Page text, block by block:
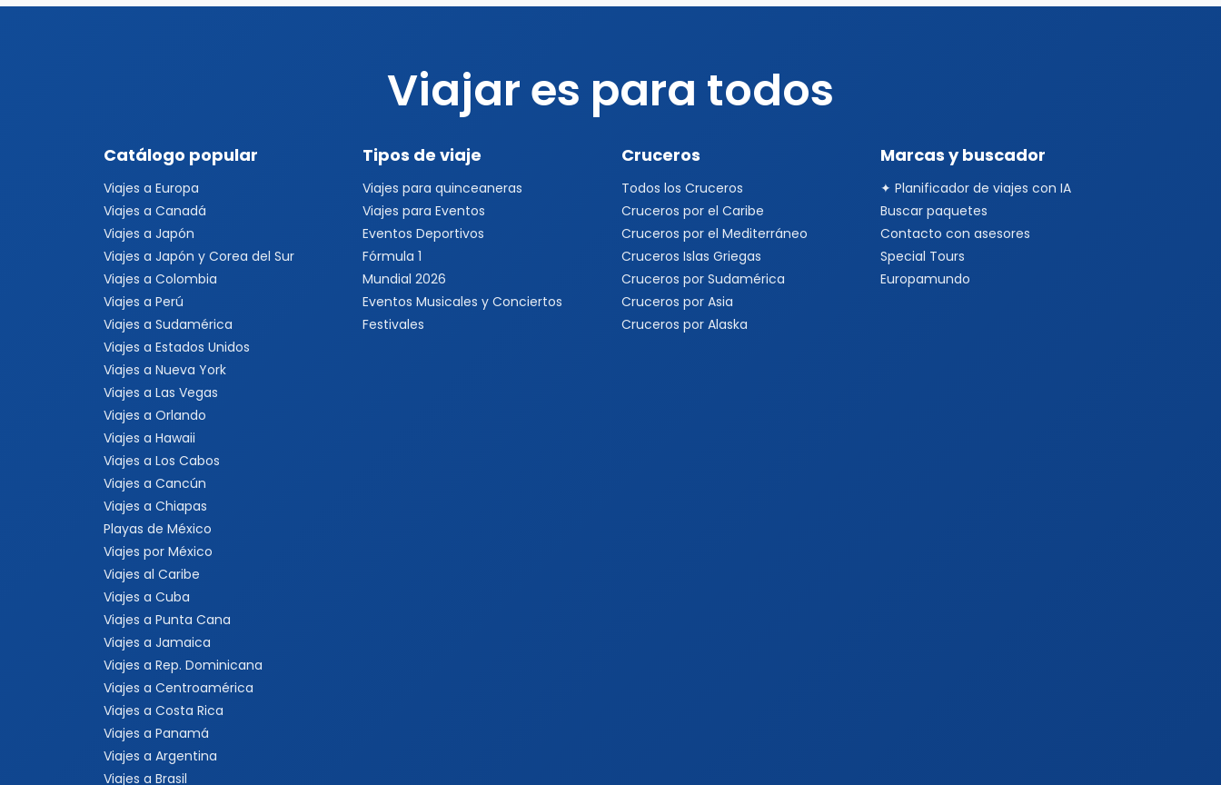
Viajar es para todos
Catálogo popular
Viajes a Europa
Viajes a Canadá
Viajes a Japón
Viajes a Japón y Corea del Sur
Viajes a Colombia
Viajes a Perú
Viajes a Sudamérica
Viajes a Estados Unidos
Viajes a Nueva York
Viajes a Las Vegas
Viajes a Orlando
Viajes a Hawaii
Viajes a Los Cabos
Viajes a Cancún
Viajes a Chiapas
Playas de México
Viajes por México
Viajes al Caribe
Viajes a Cuba
Viajes a Punta Cana
Viajes a Jamaica
Viajes a Rep. Dominicana
Viajes a Centroamérica
Viajes a Costa Rica
Viajes a Panamá
Viajes a Argentina
Viajes a Brasil
Tipos de viaje
Viajes para quinceaneras
Viajes para Eventos
Eventos Deportivos
Fórmula 1
Mundial 2026
Eventos Musicales y Conciertos
Festivales
Cruceros
Todos los Cruceros
Cruceros por el Caribe
Cruceros por el Mediterráneo
Cruceros Islas Griegas
Cruceros por Sudamérica
Cruceros por Asia
Cruceros por Alaska
Marcas y buscador
✦ Planificador de viajes con IA
Buscar paquetes
Contacto con asesores
Special Tours
Europamundo